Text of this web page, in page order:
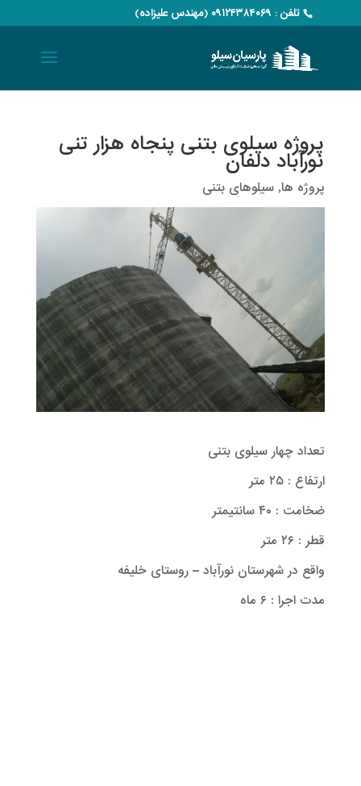
تلفن : ۰۹۱۲۴۳۸۴۰۶۹ (مهندس علیزاده)
پروژه سیلوی بتنی پنجاه هزار تنی
نورآباد دلفان
پروژه ها, سیلوهای بتنی
تعداد چهار سیلوی بتنی
ارتفاع : ۲۵ متر
ضخامت : ۴۰ سانتیمتر
قطر : ۲۶ متر
واقع در شهرستان نورآباد – روستای خلیفه
مدت اجرا : ۶ ماه